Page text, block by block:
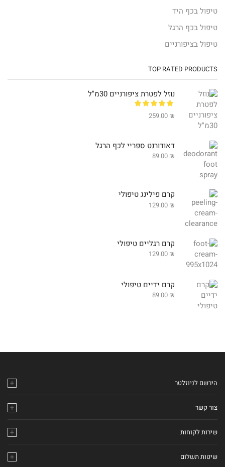
טיפול בכף היד
טיפול בכף הרגל
טיפול בציפורניים
TOP RATED PRODUCTS
נוזל לפטרת ציפורניים 30מ"ל
259.00 ₪
דאודורנט ספריי לכף הרגל
89.00 ₪
קרם פילינג טיפולי
129.00 ₪
קרם רגליים טיפולי
129.00 ₪
קרם ידיים טיפולי
89.00 ₪
הירשם לניוזלטר
צור קשר
שירות לקוחות
שיטות תשלום